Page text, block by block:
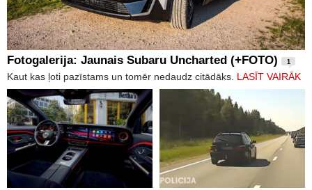
Fotogalerija: Jaunais Subaru Uncharted (+FOTO) 1
Kaut kas ļoti pazīstams un tomēr nedaudz citādāks. LASĪT VAIRĀK